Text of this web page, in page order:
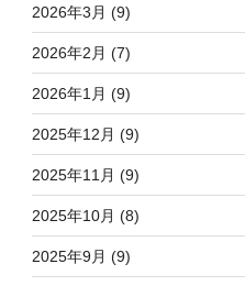
2026年3月 (9)
2026年2月 (7)
2026年1月 (9)
2025年12月 (9)
2025年11月 (9)
2025年10月 (8)
2025年9月 (9)